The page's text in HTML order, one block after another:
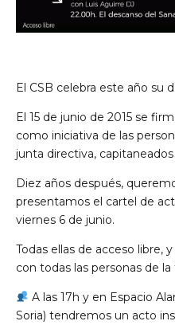
El CSB celebra este año su
El 15 de junio de 2015 se
como iniciativa de las
junta directiva,
Diez años después,
presentamos el cartel de
viernes 6 de junio.
Todas ellas de acceso libre,
con todas las personas de la
A las 17h y en Espacio
Soria) tendremos un acto